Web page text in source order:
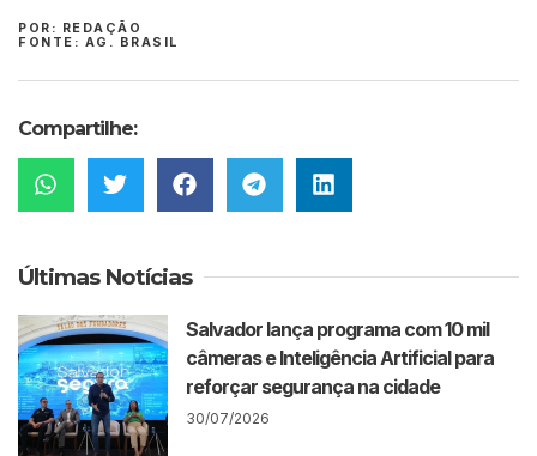
POR: REDAÇÃO
FONTE: AG. BRASIL
Compartilhe:
Últimas Notícias
Salvador lança programa com 10 mil
câmeras e Inteligência Artificial para
reforçar segurança na cidade
30/07/2026